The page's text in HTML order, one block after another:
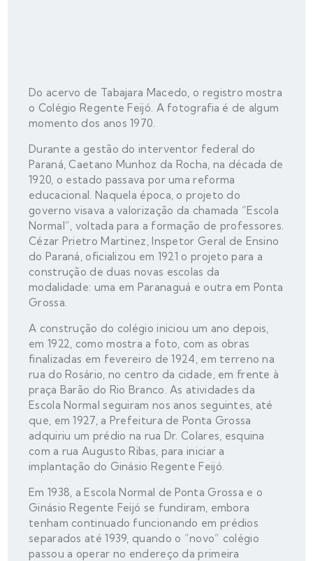
Do acervo de Tabajara Macedo, o registro mostra
o Colégio Regente Feijó. A fotografia é de algum
momento dos anos 1970.
Durante a gestão do interventor federal do
Paraná, Caetano Munhoz da Rocha, na década de
1920, o estado passava por uma reforma
educacional. Naquela época, o projeto do
governo visava a valorização da chamada “Escola
Normal”, voltada para a formação de professores.
Cézar Prietro Martinez, Inspetor Geral de Ensino
do Paraná, oficializou em 1921 o projeto para a
construção de duas novas escolas da
modalidade: uma em Paranaguá e outra em Ponta
Grossa.
A construção do colégio iniciou um ano depois,
em 1922, como mostra a foto, com as obras
finalizadas em fevereiro de 1924, em terreno na
rua do Rosário, no centro da cidade, em frente à
praça Barão do Rio Branco. As atividades da
Escola Normal seguiram nos anos seguintes, até
que, em 1927, a Prefeitura de Ponta Grossa
adquiriu um prédio na rua Dr. Colares, esquina
com a rua Augusto Ribas, para iniciar a
implantação do Ginásio Regente Feijó.
Em 1938, a Escola Normal de Ponta Grossa e o
Ginásio Regente Feijó se fundiram, embora
tenham continuado funcionando em prédios
separados até 1939, quando o “novo” colégio
passou a operar no endereço da primeira